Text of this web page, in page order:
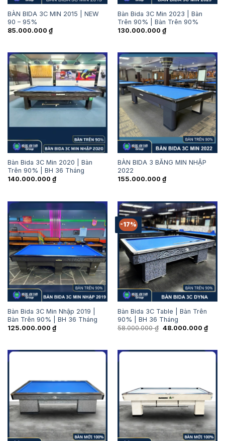
BÀN BIDA 3C MIN 2015 | NEW
90 – 95%
85.000.000 ₫
Bàn Bida 3C Min 2023 | Bàn
Trên 90% | Bàn Trên 90%
130.000.000 ₫
Bàn Bida 3C Min 2020 | Bàn
Trên 90% | BH 36 Tháng
140.000.000 ₫
BÀN BIDA 3 BĂNG MIN NHẬP
2022
155.000.000 ₫
Bàn Bida 3C Min Nhập 2019 |
Bàn Trên 90% | BH 36 Tháng
125.000.000 ₫
-17%
Bàn Bida 3C Table | Bàn Trên
90% | BH 36 Tháng
58.000.000₫ Giá
48.000.000 ₫Giá
hiện